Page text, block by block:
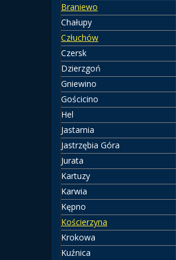
Braniewo
Chałupy
Człuchów
Czersk
Dzierzgoń
Gniewino
Gościcino
Hel
Jastarnia
Jastrzębia Góra
Jurata
Kartuzy
Karwia
Kępno
Kościerzyna
Krokowa
Kuźnica